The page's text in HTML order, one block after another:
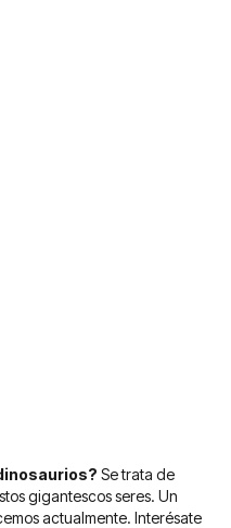
Se trata de
gigantescos seres. Un
actualmente. Interésate